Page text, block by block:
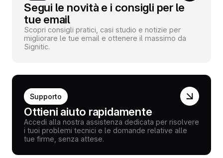
Segui le novità e i consigli per le
tue email
Scopri consigli pratici, casi studio e notizie per
migliorare le tue email e ottenere il massimo da
Signitic.
Supporto
Ottieni aiuto rapidamente
Accedi alla nostra assistenza dedicata per risolvere
i tuoi problemi tecnici e le domande relative alle
tue firme, senza attese.